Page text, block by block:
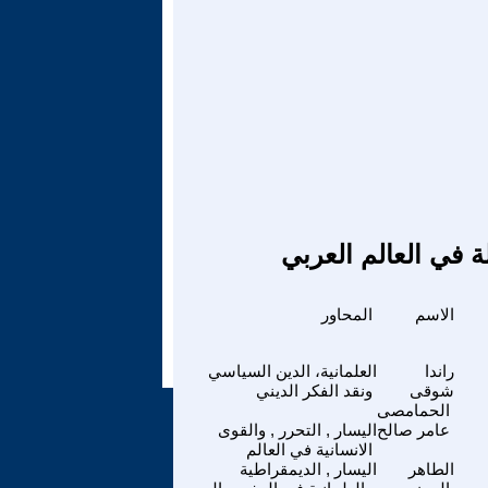
في العالم العربي
الاسم
العلمانية، الدين السياسي
ونقد الفكر الديني
راندا
شوقى
الحمامصى
اليسار , التحرر , والقوى
الانسانية في العالم
عامر صالح
اليسار , الديمقراطية
الطاهر